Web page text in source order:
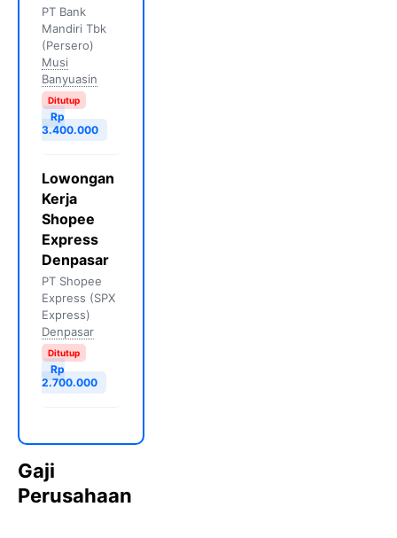
PT Bank
Mandiri Tbk
(Persero)
Musi
Banyuasin
Ditutup
Rp
3.400.000
Lowongan
Kerja
Shopee
Express
Denpasar
PT Shopee
Express (SPX
Express)
Denpasar
Ditutup
Rp
2.700.000
Gaji
Perusahaan